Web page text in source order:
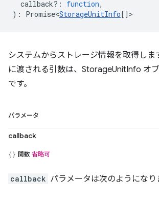
callback? : function,
) : Promise<StorageUnitInfo[] >
システムからストレージ情報を取得しま
に渡される引数は、StorageUnitInfo オ
です。
パラメータ
callback
関数 省略可
callback パラメータは次のようになり